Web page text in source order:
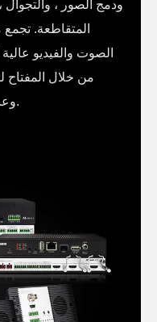
المتقاطعة.
الصوت والفيديو
من خلال المفتاح
وعرض التجوال على الشاشة الكبيرة.